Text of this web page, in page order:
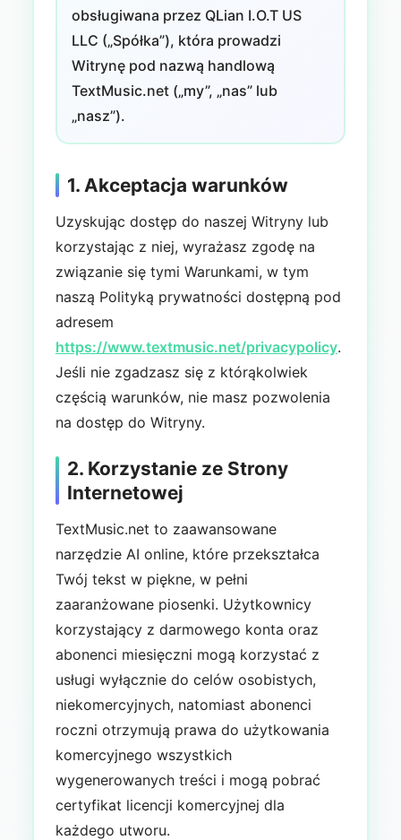
obsługiwana przez QLian I.O.T US
LLC („Spółka”), która prowadzi
Witrynę pod nazwą handlową
TextMusic.net („my”, „nas” lub
„nasz”).
1. Akceptacja warunków
Uzyskując dostęp do naszej Witryny lub
korzystając z niej, wyrażasz zgodę na
związanie się tymi Warunkami, w tym
naszą Polityką prywatności dostępną pod
adresem
https://www.textmusic.net/privacypolicy.
Jeśli nie zgadzasz się z którąkolwiek
częścią warunków, nie masz pozwolenia
na dostęp do Witryny.
2. Korzystanie ze Strony
Internetowej
TextMusic.net to zaawansowane
narzędzie AI online, które przekształca
Twój tekst w piękne, w pełni
zaaranżowane piosenki. Użytkownicy
korzystający z darmowego konta oraz
abonenci miesięczni mogą korzystać z
usługi wyłącznie do celów osobistych,
niekomercyjnych, natomiast abonenci
roczni otrzymują prawa do użytkowania
komercyjnego wszystkich
wygenerowanych treści i mogą pobrać
certyfikat licencji komercyjnej dla
każdego utworu.